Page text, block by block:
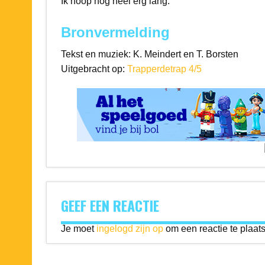
Bronvermelding
Tekst en muziek: K. Meindert en T. Borsten
Uitgebracht op: Trapperdetrap 4/5
GEEF EEN REACTIE
Je moet ingelogd zijn opom een reactie te